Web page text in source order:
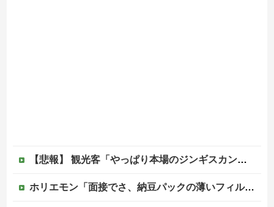
【悲報】 観光客「やっぱり本場のジンギスカンは美味い！」道民ワイ「ぷっｗｗｗｗ」
ホリエモン「面接でさ、納豆パックの薄いフィルムって何のために入っていの？って聞くわけ」